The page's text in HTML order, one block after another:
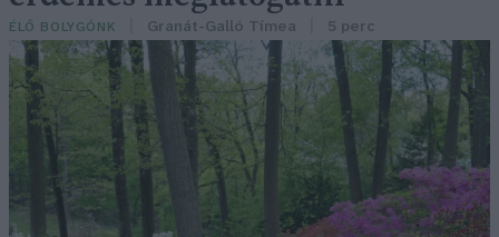
ÉLŐ BOLYGÓNK Granát-Galló Tímea 5 perc